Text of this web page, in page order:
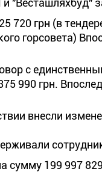
"Весташляхбуд"
720 грн (в
горсовета)
с
990 грн.
внесли
сумму 199 997